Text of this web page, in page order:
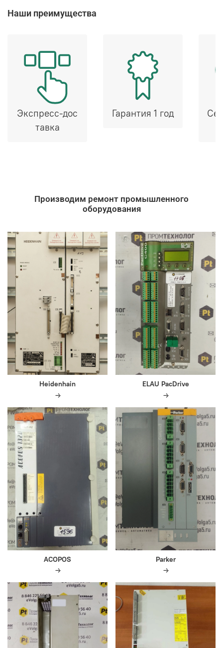
Наши преимущества
Экспресс-дос
тавка
Гарантия 1 год
Производим ремонт промышленного
оборудования
Heidenhain ELAU PacDrive
ACOPOS Parker